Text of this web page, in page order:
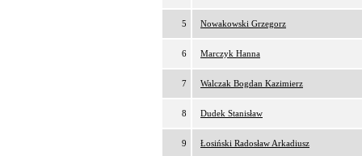
5 Nowakowski Grzegorz
6 Marczyk Hanna
7 Walczak Bogdan Kazimierz
8 Dudek Stanisław
9 Łosiński Radosław Arkadiusz